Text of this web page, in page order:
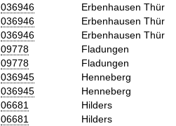
036946
Erbenhausen Thür
036946
Erbenhausen Thür
036946
Erbenhausen Thür
09778
Fladungen
09778
Fladungen
036945
Henneberg
036945
Henneberg
06681
Hilders
06681
Hilders